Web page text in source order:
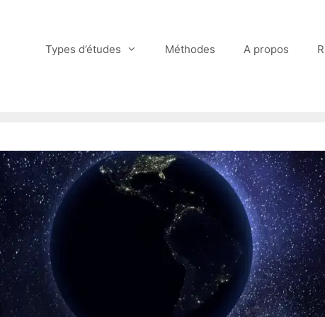
Types d’études Méthodes A propos